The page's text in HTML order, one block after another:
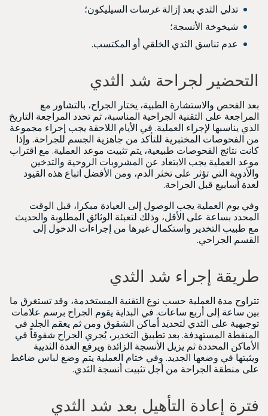
تدلي الثدي بعد إزالة غرسات السيليكون؛
شيخوخة الأنسجة؛
عدم تناسق الثدي الخلقي أو المكتسب.
التحضير لجراحة شد الثدي
بعد الفحص والاستشارة الطبية، يختار الجراح، بالتشاور مع
المراجعة على التقنية الجراحية المناسبة، ثم تحدد المراجعة التاريخ
الذي يناسبها لإجراء العملية. في الأيام اللاحقة يجب إجراء مجموعة
من الفحوصات المختبرية للتأكد من جاهزية الجسم للجراحة. وإذا
كانت نتائج الفحوصات طبيعية، يتم تثبيت موعد العملية. مع اقتراب
موعد العملية يجب الابتعاد عن المشروبات الروحية والتدخين
والأدوية التي تؤثر على تخثر الدم، ومن الأفضل اتباع هذه القيود
لعدة أسابيع قبل الجراحة.
وفي يوم العملية يجب الوصول إلى العيادة مبكرا، قبل الوقت
المحدد بساعة على الأقل، وذلك لتعبئة الوثائق المطلوبة والحديث
مع طبيب التخدير واستكمال غيرها من إجراءات الدخول إلى
القسم الجراحي.
طريقة إجراء شد الثدي
تتراوح مدة العملية حسب نوع التقنية المستخدمة، وقد تستغرق ما
بين ساعة إلى أربع ساعات. في البداية يقوم الجراح برسم علامات
توجيهية على الثدي لتحديد أماكن الشقوق ومن ثم يعقم الجلد في
المنقطة المستهدفة. بعد تطبيق التخدير، يُجري الجراح شقوقاً في
الأماكن المحددة ثم يزيل الأنسجة الزائدة ويرفع الغدة الثديية
ويثبتها في وضعها الجديد. وفي ختام العملية يتم وضع لباس ضاغط
على منطقة الجراحة من أجل تثبيت أنسجة الثدي.
فترة إعادة التأهيل بعد شد الثدي